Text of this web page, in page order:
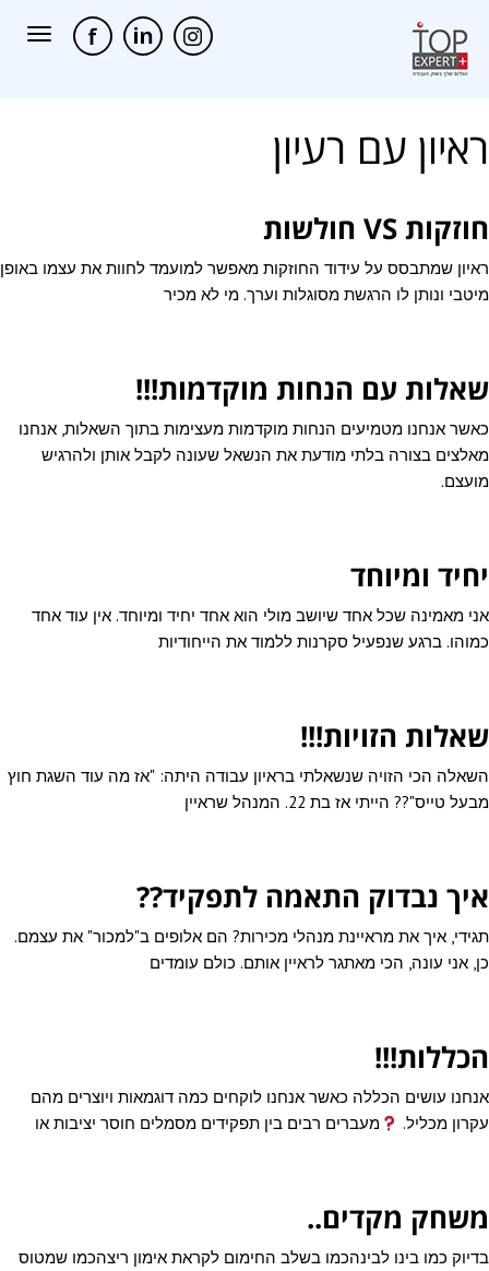
ראיון עם רעיון
חוזקות VS חולשות
ראיון שמתבסס על עידוד החוזקות מאפשר למועמד לחוות את עצמו באופן
מיטבי ונותן לו הרגשת מסוגלות וערך. מי לא מכיר
שאלות עם הנחות מוקדמות!!!
כאשר אנחנו מטמיעים הנחות מוקדמות מעצימות בתוך השאלות, אנחנו
מאלצים בצורה בלתי מודעת את הנשאל שעונה לקבל אותן ולהרגיש
מועצם.
יחיד ומיוחד
אני מאמינה שכל אחד שיושב מולי הוא אחד יחיד ומיוחד. אין עוד אחד
כמוהו. ברגע שנפעיל סקרנות ללמוד את הייחודיות
שאלות הזויות!!!
השאלה הכי הזויה שנשאלתי בראיון עבודה היתה: "אז מה עוד השגת חוץ
מבעל טייס"?? הייתי אז בת 22. המנהל שראיין
איך נבדוק התאמה לתפקיד??
תגידי, איך את מראיינת מנהלי מכירות? הם אלופים ב"למכור" את עצמם.
כן, אני עונה, הכי מאתגר לראיין אותם. כולם עומדים
הכללות!!!
אנחנו עושים הכללה כאשר אנחנו לוקחים כמה דוגמאות ויוצרים מהם
עקרון מכליל.
מעברים רבים בין תפקידים מסמלים חוסר יציבות או
משחק מקדים..
בדיוק כמו בינו לבינהכמו בשלב החימום לקראת אימון ריצהכמו שמטוס